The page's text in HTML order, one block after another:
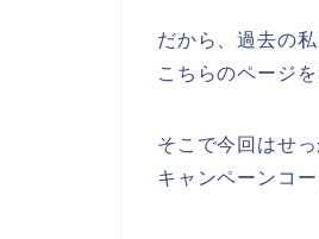
だから、過去の
こちらのページ
そこで今回はせ
キャンペーンコ